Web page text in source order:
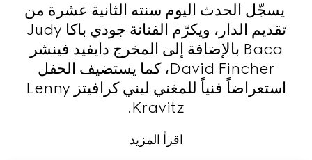
يسجّل الحدث اليوم سنته الثانية عشرة من
تقديم الدار، ويكرّم الفنانة جودي باكا Judy
Baca بالإضافة إلى المخرج دايفيد فينشر
David Fincher، كما يستضيف الحفل
استعراضاً فنياً للمغني ليني كرافيتز Lenny
Kravitz.
اقرأ المزيد